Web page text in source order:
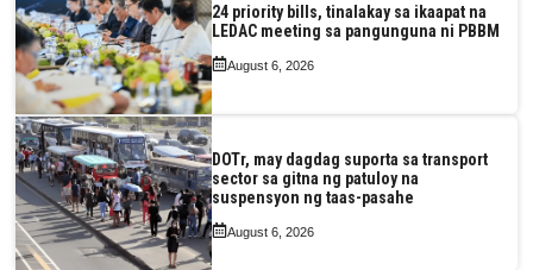
24 priority bills, tinalakay sa ikaapat na
LEDAC meeting sa pangunguna ni PBBM
August 6, 2026
DOTr, may dagdag suporta sa transport
sector sa gitna ng patuloy na
suspensyon ng taas-pasahe
August 6, 2026